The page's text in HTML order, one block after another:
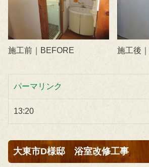
施工前｜BEFORE 施工後
パーマリンク
13:20
大東市D様邸 浴室改修工事